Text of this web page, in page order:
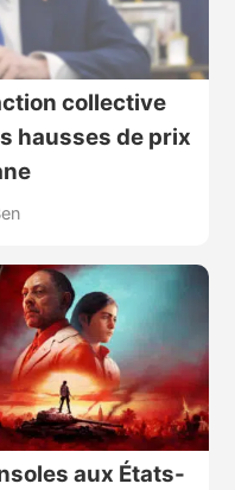
collective
hausses de prix
aux États-